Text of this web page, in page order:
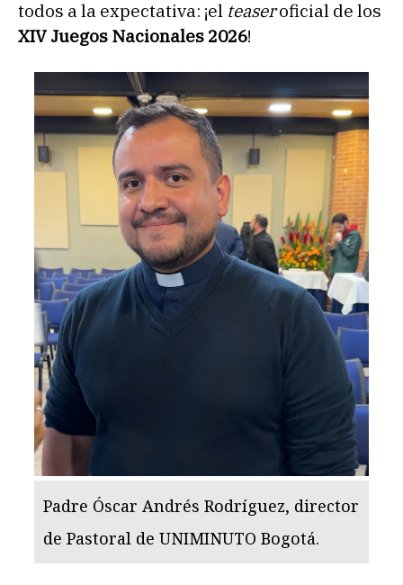
todos a la expectativa: ¡el teaseroficial de los
XIV Juegos Nacionales 2026!
Padre Óscar Andrés Rodríguez, director
de Pastoral de UNIMINUTO Bogotá.